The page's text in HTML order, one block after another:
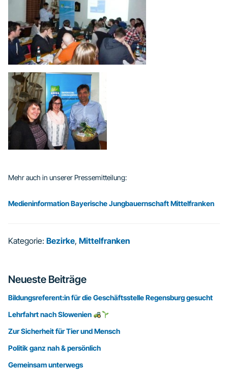
Mehr auch in unserer Pressemitteilung:
Medieninformation Bayerische Jungbauernschaft Mittelfranken
Kategorie: Bezirke, Mittelfranken
Seitenspalte
Neueste Beiträge
Bildungsreferent:in für die Geschäftsstelle Regensburg gesucht
Lehrfahrt nach Slowenien
Zur Sicherheit für Tier und Mensch
Politik ganz nah & persönlich
Gemeinsam unterwegs